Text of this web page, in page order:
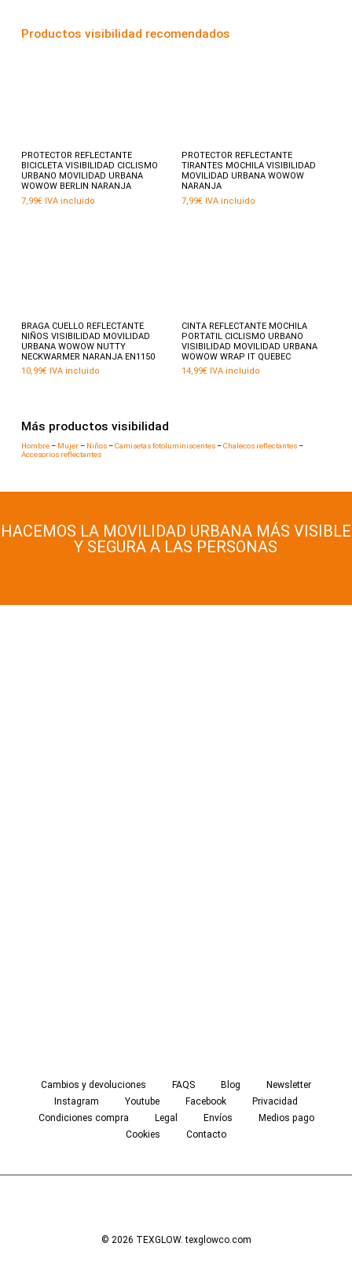
Productos visibilidad recomendados
Añadir al carrito
PROTECTOR REFLECTANTE
BICICLETA VISIBILIDAD CICLISMO
URBANO MOVILIDAD URBANA
WOWOW BERLIN NARANJA
7,99€ IVA incluido
Añadir al carrito
PROTECTOR REFLECTANTE
TIRANTES MOCHILA VISIBILIDAD
MOVILIDAD URBANA WOWOW
NARANJA
7,99€ IVA incluido
Seleccionar opciones
variantes.
Las
opciones
pueden
elegir
BRAGA CUELLO REFLECTANTE
NIÑOS VISIBILIDAD MOVILIDAD
URBANA WOWOW NUTTY
NECKWARMER NARANJA EN1150
10,99€ IVA incluido
Añadir al carrito
CINTA REFLECTANTE MOCHILA
PORTATIL CICLISMO URBANO
VISIBILIDAD MOVILIDAD URBANA
WOWOW WRAP IT QUEBEC
14,99€ IVA incluido
Más productos visibilidad
Hombre– Mujer– Niños–Camisetas fotoluminiscentes–Chalecos reflectantes–
Accesorios reflectantes
HACEMOS LA MOVILIDAD URBANA MÁS VISIBLE
Y SEGURA A LAS PERSONAS
Cambios y devoluciones FAQS Blog
Newsletter
Instagram
Youtube Facebook
Privacidad
Condiciones compra
Legal Envíos
Medios pago
Cookies
Contacto
© 2026 TEXGLOW. texglowco.com